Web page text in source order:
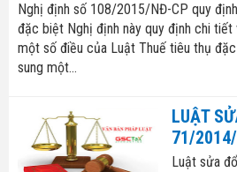
Hóa Đơn Điện Tử
Chữ Ký Số
Thuế giá trị gia tăng
Thuế thu nhập cá nhân
Thuế xuất nhập khẩu
Thuế tiêu thụ đặc biệt
Nghị định số 108/2015/NĐ-CP quy
đặc biệt Nghị định này quy định chi tiết
một số điều của Luật Thuế tiêu thụ
sung một...
LUẬT
71/
Luật sửa